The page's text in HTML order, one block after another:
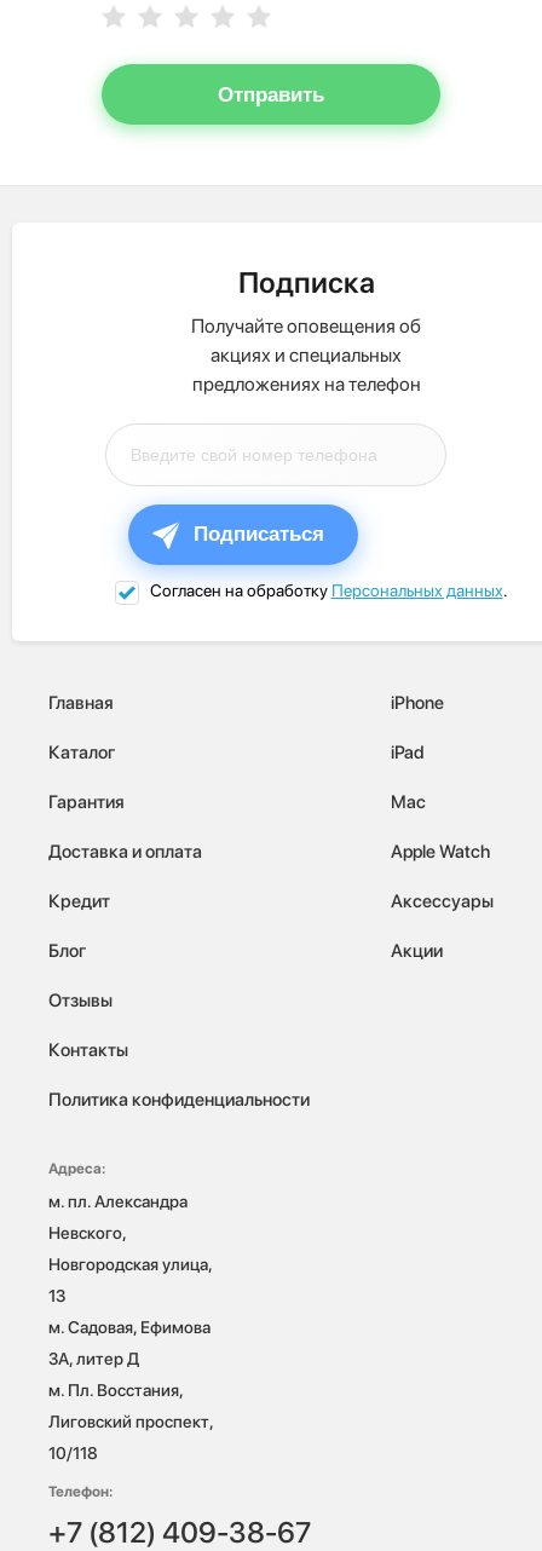
Отправить
Подписка
Получайте оповещения об
акциях и специальных
предложениях на телефон
Подписаться
Согласен на обработку Персональных данных.
Главная
Каталог
Гарантия
Доставка и оплата
Кредит
Блог
Отзывы
Контакты
Политика конфиденциальности
iPhone
iPad
Mac
Apple Watch
Аксессуары
Акции
Адреса:
м. пл. Александра
Невского,
Новгородская улица,
13
м. Садовая, Ефимова
3А, литер Д
м. Пл. Восстания,
Лиговский проспект,
10/118
Телефон:
+7 (812) 409-38-67